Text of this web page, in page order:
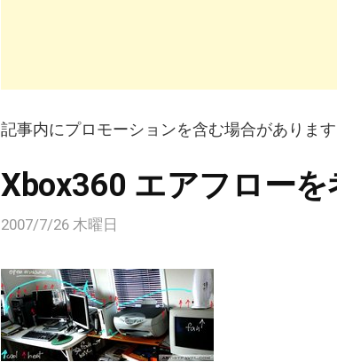
記事内にプロモーションを含む場合があります
Xbox360 エアフロー
2007/7/26 木曜日